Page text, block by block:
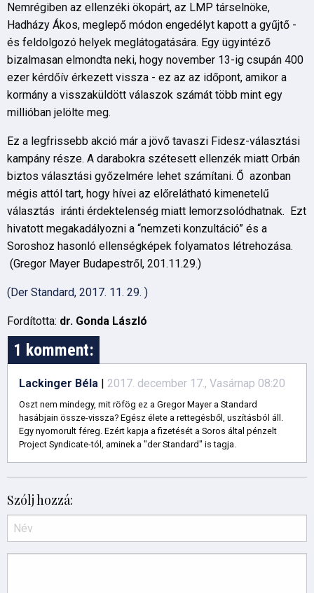
Nemrégiben az ellenzéki ökopárt, az LMP társelnöke,
Hadházy Ákos, meglepő módon engedélyt kapott a gyűjtő -
és feldolgozó helyek meglátogatására. Egy ügyintéző
bizalmasan elmondta neki, hogy november 13-ig csupán 400
ezer kérdőív érkezett vissza - ez az az időpont, amikor a
kormány a visszaküldött válaszok számát több mint egy
millióban jelölte meg.
Ez a legfrissebb akció már a jövő tavaszi Fidesz-választási
kampány része. A darabokra szétesett ellenzék miatt Orbán
biztos választási győzelmére lehet számítani. Ő azonban
mégis attól tart, hogy hívei az előrelátható kimenetelű
választás iránti érdektelenség miatt lemorzsolódhatnak. Ezt
hivatott megakadályozni a “nemzeti konzultáció” és a
Soroshoz hasonló ellenségképek folyamatos létrehozása.
(Gregor Mayer Budapestről, 201.11.29.)
(Der Standard, 2017. 11. 29. )
Fordította: dr. Gonda László
1 komment:
Lackinger Béla | 2017. december 17., Vasárnap 08:20
Oszt nem mindegy, mit röfög ez a Gregor Mayer a Standard
hasábjain össze-vissza? Egész élete a rettegésből, uszításból áll.
Egy nyomorult féreg. Ezért kapja a fizetését a Soros által pénzelt
Project Syndicate-tól, aminek a "der Standard" is tagja.
Szólj hozzá: